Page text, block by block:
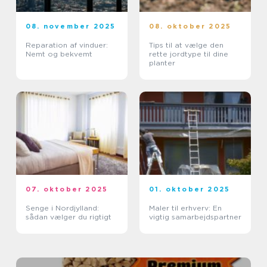
08. november 2025
Reparation af vinduer:
Nemt og bekvemt
08. oktober 2025
Tips til at vælge den
rette jordtype til dine
planter
07. oktober 2025
Senge i Nordjylland:
sådan vælger du rigtigt
01. oktober 2025
Maler til erhverv: En
vigtig samarbejdspartner